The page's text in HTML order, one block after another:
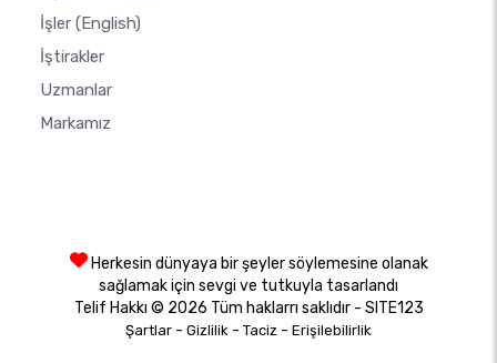
İşler (English)
İştirakler
Uzmanlar
Markamız
Herkesin dünyaya bir şeyler söylemesine olanak
sağlamak için sevgi ve tutkuyla tasarlandı
Telif Hakkı © 2026 Tüm haklarrı saklıdır - SITE123
Şartlar - Gizlilik - Taciz - Erişilebilirlik